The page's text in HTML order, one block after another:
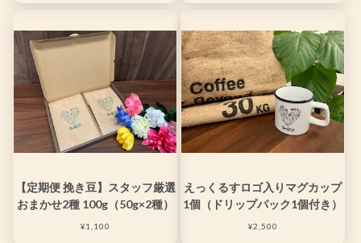
【定期便 挽き豆】スタッフ厳選
おまかせ2種 100g（50g×2種）
¥1,100
えっくるすロゴ入りマグカップ
1個（ドリップパック1個付き）
¥2,500